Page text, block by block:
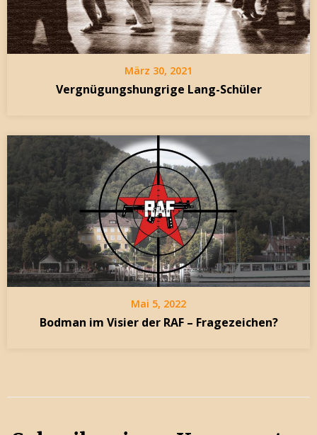
März 30, 2021
Vergnügungshungrige Lang-Schüler
Mai 5, 2022
Bodman im Visier der RAF – Fragezeichen?